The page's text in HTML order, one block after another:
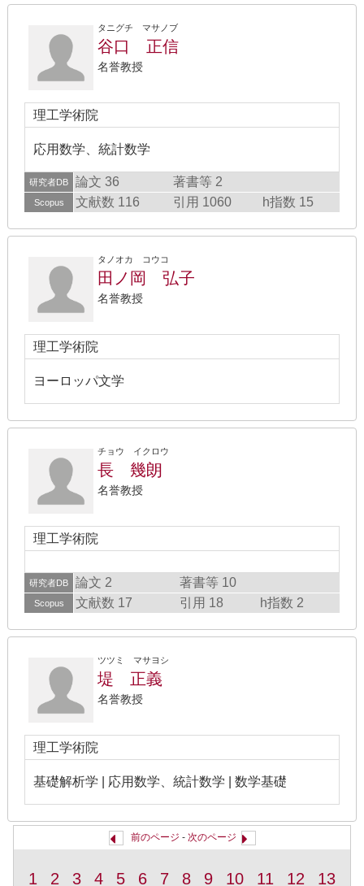
タニグチ マサノブ
谷口 正信
名誉教授
理工学術院
応用数学、統計数学
研究者DB 論文 36 著書等 2
Scopus 文献数 116 引用 1060 h指数 15
タノオカ コウコ
田ノ岡 弘子
名誉教授
理工学術院
ヨーロッパ文学
チョウ イクロウ
長 幾朗
名誉教授
理工学術院
研究者DB 論文 2 著書等 10
Scopus 文献数 17 引用 18 h指数 2
ツツミ マサヨシ
堤 正義
名誉教授
理工学術院
基礎解析学 | 応用数学、統計数学 | 数学基礎
前のページ - 次のページ
1 2 3 4 5 6 7 8 9 10 11 12 13